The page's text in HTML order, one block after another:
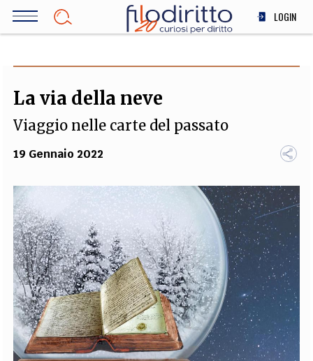
Salta
LOGIN
SOCIETÀ
MEDICINA
SCIENZA
ALTRO
TEAM
FILODIRITTO REDAZIONE COMITATO SCIENTIFICO AUTORI
CURATORI
FOTOGRAFI PARTNER COLLABORA CON NOI
EXTRA
CODICI RUBRICHE LIBRI PROCEEDINGS PUBBLICITÀ CONTATTI
La via della neve
Viaggio nelle carte del passato
19 Gennaio 2022